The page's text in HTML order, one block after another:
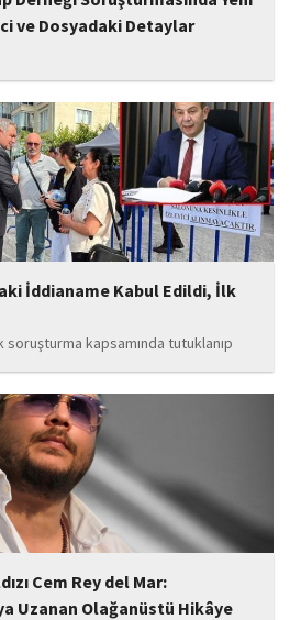
ve Dosyadaki Detaylar
tarafından yürütülen ve Haluk
Derneği'ni kapsadığı belirtilen
gündeme geldi. Edinilen
ani bir operasyonla değil, aylar...
İddianame Kabul Edildi, İlk
kapsamında tutuklanıp
uzaklaştırılan Tanju Özcan’ın da
19 sanığın yargılandığı dava
Cem Rey del Mar:
Uzanan Olağanüstü Hikâye